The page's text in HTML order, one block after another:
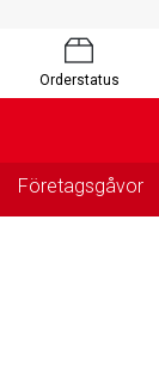
Orderstatus
Företagsgåvor